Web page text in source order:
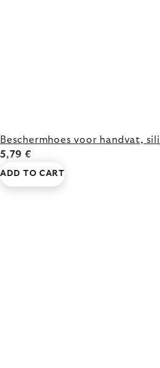
Beschermhoes voor handvat,
5,79 €
ADD TO CART